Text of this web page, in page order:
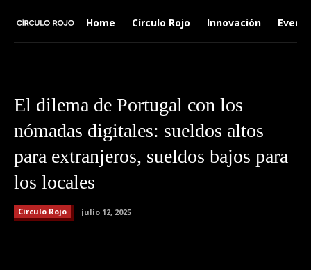
Home Círculo Rojo Innovación
El dilema de Portugal con los
nómadas digitales: sueldos altos
para extranjeros, sueldos bajos para
los locales
Círculo Rojo
julio 12, 2025